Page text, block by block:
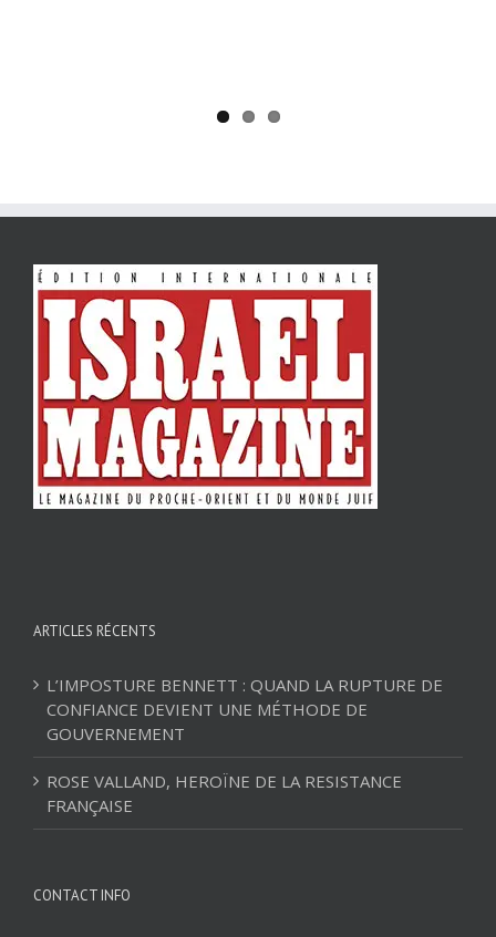
ARTICLES RÉCENTS
L’IMPOSTURE BENNETT : QUAND LA RUPTURE DE
CONFIANCE DEVIENT UNE MÉTHODE DE
GOUVERNEMENT
ROSE VALLAND, HEROÏNE DE LA RESISTANCE
FRANÇAISE
CONTACT INFO